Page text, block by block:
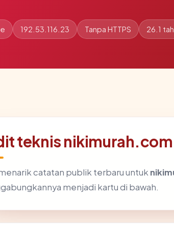
192.53.116.23 Tanpa HTTPS 26.1
teknis nikimurah.com
catatan publik terbaru untuk
menjadi kartu di bawah.